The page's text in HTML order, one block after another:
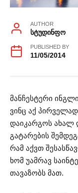
AUTHOR
სტუდინფო
PUBLISHED BY
11/05/2014
მანჩესტერი
ვინც აქ
დაიკარგოს ახალ
გატარების
რამ აქვთ
ხომ უამრავ
თავაზობს მათ.